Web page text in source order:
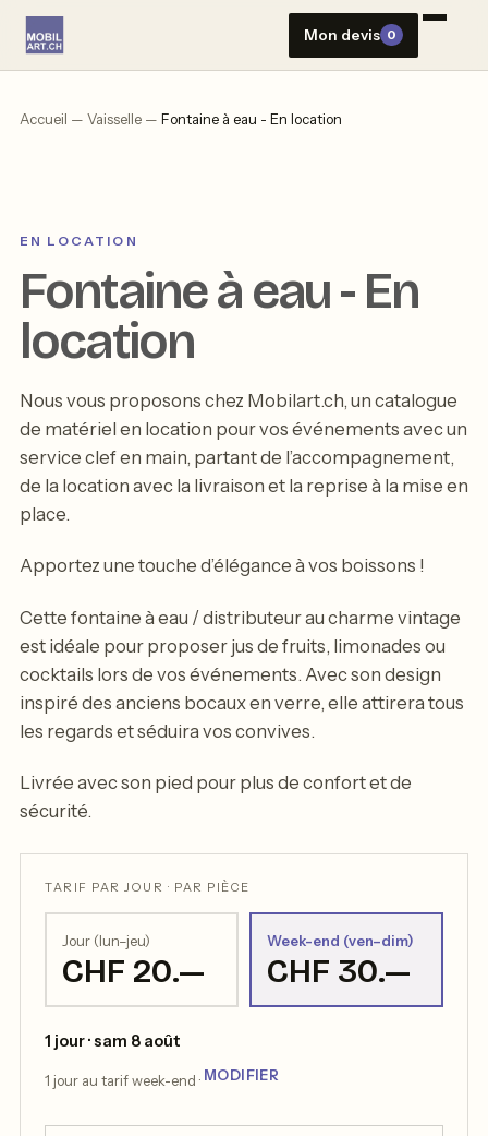
Aller
contenu
Mon devis 0
Accueil — Vaisselle — Fontaine à eau - En location
EN LOCATION
Fontaine à eau - En
location
Nous vous proposons chez Mobilart.ch, un catalogue
de matériel en location pour vos événements avec un
service clef en main, partant de l’accompagnement,
de la location avec la livraison et la reprise à la mise en
place.
Apportez une touche d’élégance à vos boissons !
Cette fontaine à eau / distributeur au charme vintage
est idéale pour proposer jus de fruits, limonades ou
cocktails lors de vos événements. Avec son design
inspiré des anciens bocaux en verre, elle attirera tous
les regards et séduira vos convives.
Livrée avec son pied pour plus de confort et de
sécurité.
TARIF PAR JOUR · PAR PIÈCE
Jour (lun–jeu)
CHF 20.—
Week-end (ven–dim)
CHF 30.—
1 jour · sam 8 août
1 jour au tarif week-end · MODIFIER